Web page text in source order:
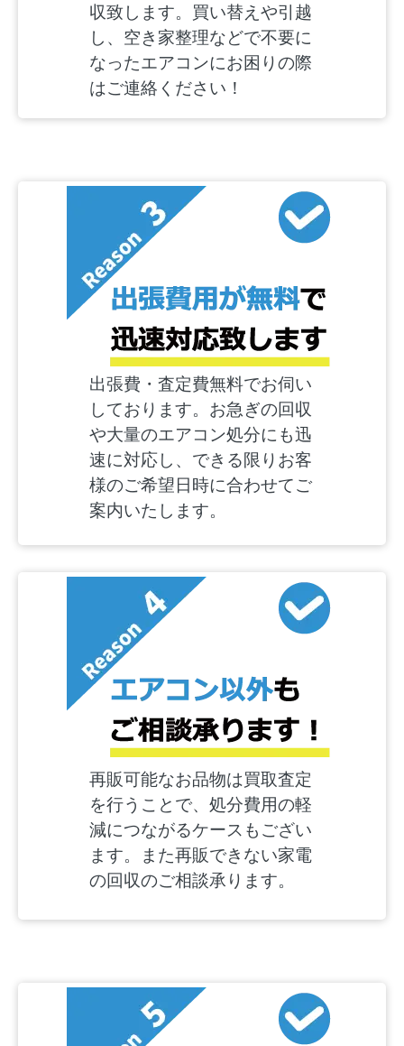
収致します。買い替えや引越
し、空き家整理などで不要に
なったエアコンにお困りの際
はご連絡ください！
出張費・査定費無料でお伺い
しております。お急ぎの回収
や大量のエアコン処分にも迅
速に対応し、できる限りお客
様のご希望日時に合わせてご
案内いたします。
再販可能なお品物は買取査定
を行うことで、処分費用の軽
減につながるケースもござい
ます。また再販できない家電
の回収のご相談承ります。